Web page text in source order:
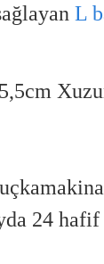
L
24 hafif